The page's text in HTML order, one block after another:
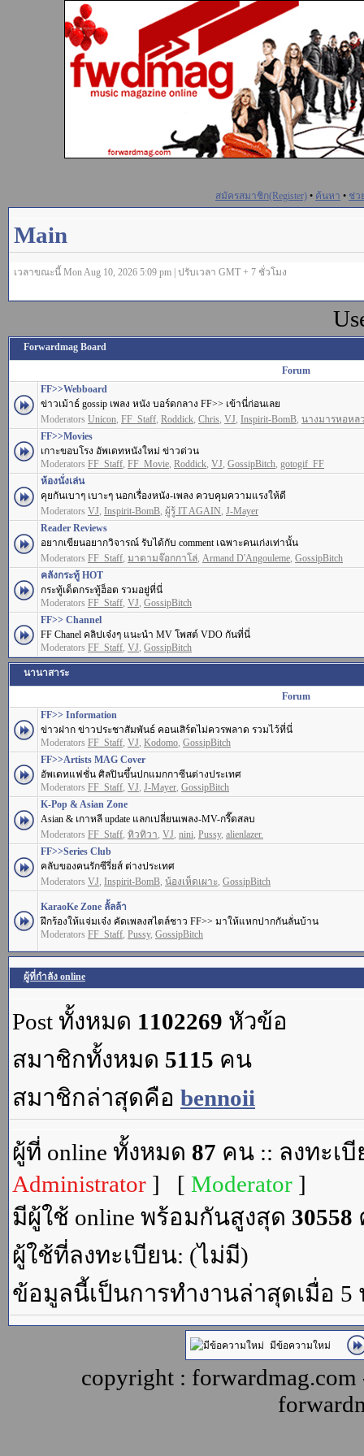
สมัครสมาชิก(Register) • ค้นหา • ช่ว
Main
เวลาขณะนี้ Mon Aug 10, 2026 5:09 pm | ปรับเวลา GMT + 7 ชั่วโมง
Forwardmag Board
Forum
FF>>Webboard
ข่าวเม้าธ์ gossip เพลง หนัง บอร์ดกลาง FF>> เข้านี่ก่อนเลย
Moderators Unicon, FF_Staff, Roddick, Chris, VJ, Inspirit-BomB, นางมารหอหล
FF>>Movies
เกาะขอบโรง อัพเดทหนังใหม่ ข่าวด่วน
Moderators FF_Staff, FF_Movie, Roddick, VJ, GossipBitch, gotogif_FF
ห้องนั่งเล่น
คุยกันเบาๆ เบาะๆ นอกเรื่องหนัง-เพลง ควบคุมความแรงให้ดี
Moderators VJ, Inspirit-BomB, ผู้รู้ IT AGAIN, J-Mayer
Reader Reviews
อยากเขียนอยากวิจารณ์ รับได้กับ comment เฉพาะคนเก่งเท่านั้น
Moderators FF_Staff, มาดามจ๊อกกาโล่, Armand D'Angouleme, GossipBitch
คลังกระทู้ HOT
กระทู้เด็ดกระทู้ฮ็อต รวมอยู่ที่นี่
Moderators FF_Staff, VJ, GossipBitch
FF>> Channel
FF Chanel คลิปเจ๋งๆ แนะนำ MV โพสต์ VDO กันที่นี่
Moderators FF_Staff, VJ, GossipBitch
นานาสาระ
Forum
FF>> Information
ข่าวฝาก ข่าวประชาสัมพันธ์ คอนเสิร์ตไม่ควรพลาด รวมไว้ที่นี่
Moderators FF_Staff, VJ, Kodomo, GossipBitch
FF>>Artists MAG Cover
อัพเดทแฟชั่น ศิลปินขึ้นปกแมกกาซีนต่างประเทศ
Moderators FF_Staff, VJ, J-Mayer, GossipBitch
K-Pop & Asian Zone
Asian & เกาหลี update แลกเปลี่ยนเพลง-MV-กรี๊ดสลบ
Moderators FF_Staff, ทิวทิวา, VJ, nini, Pussy, alienlazer.
FF>>Series Club
คลับของคนรักซีรี่ยส์ ต่างประเทศ
Moderators VJ, Inspirit-BomB, น้องเห็ดเผาะ, GossipBitch
KaraoKe Zone ลั้ลล้า
ฝึกร้องให้แจ่มเจ๋ง คัดเพลงสไตล์ชาว FF>> มาให้แหกปากกันลั่นบ้าน
Moderators FF_Staff, Pussy, GossipBitch
ผู้ที่กำลัง online
Post ทั้งหมด 1102269 หัวข้อ
สมาชิกทั้งหมด 5115 คน
สมาชิกล่าสุดคือ bennoii
ผู้ที่ online ทั้งหมด 87 คน :: ลงทะเ
Administrator ] [ Moderator ]
มีผู้ใช้ online พร้อมกันสูงสุด 30558
ผู้ใช้ที่ลงทะเบียน: (ไม่มี)
ข้อมูลนี้เป็นการทำงานล่าสุดเมื่อ 5
มีข้อความใหม่
copyright :